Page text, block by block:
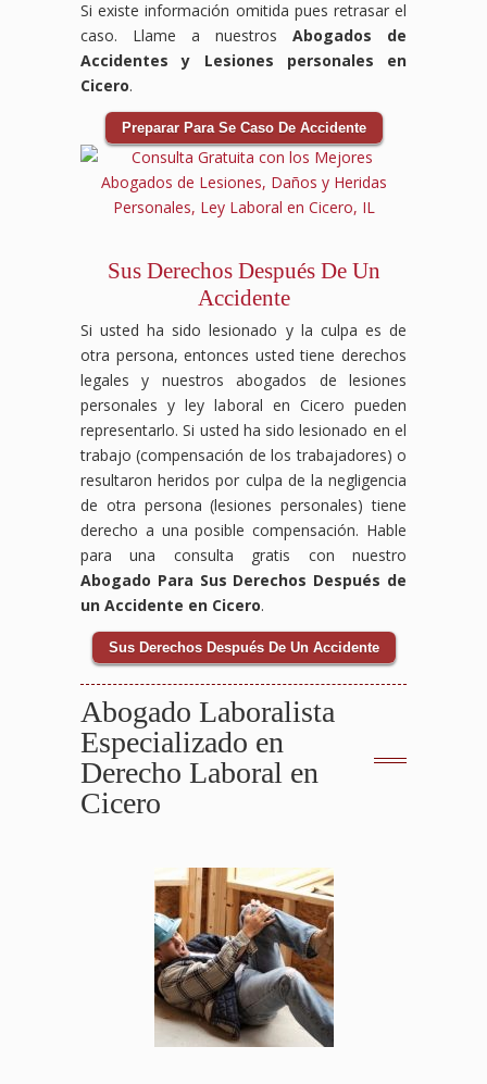
Si existe información omitida pues retrasar el
caso. Llame a nuestros Abogados de
Accidentes y Lesiones personales en
Cicero.
Preparar Para Se Caso De Accidente
Sus Derechos Después De Un
Accidente
Si usted ha sido lesionado y la culpa es de
otra persona, entonces usted tiene derechos
legales y nuestros abogados de lesiones
personales y ley laboral en Cicero pueden
representarlo. Si usted ha sido lesionado en el
trabajo (compensación de los trabajadores) o
resultaron heridos por culpa de la negligencia
de otra persona (lesiones personales) tiene
derecho a una posible compensación. Hable
para una consulta gratis con nuestro
Abogado Para Sus Derechos Después de
un Accidente en Cicero.
Sus Derechos Después De Un Accidente
Abogado Laboralista
Especializado en
Derecho Laboral en
Cicero